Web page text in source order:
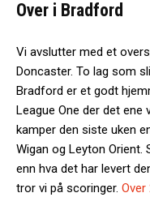
Over i Bradford
Vi avslutter med et
Doncaster. To lag som
Bradford er et godt
League One der det ene
kamper den siste uken
Wigan og Leyton Orient.
enn hva det har levert
tror vi på scoringer. Over